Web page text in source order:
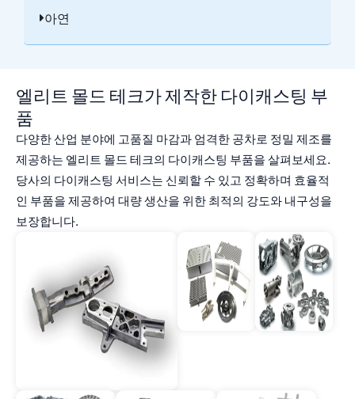
아연
엘리트 몰드 테크가 제작한 다이캐스팅 부
품
다양한 산업 분야에 고품질 마감과 엄격한 공차로 정밀 제조를
제공하는 엘리트 몰드 테크의 다이캐스팅 부품을 살펴보세요.
당사의 다이캐스팅 서비스는 신뢰할 수 있고 정확하며 효율적
인 부품을 제공하여 대량 생산을 위한 최적의 강도와 내구성을
보장합니다.